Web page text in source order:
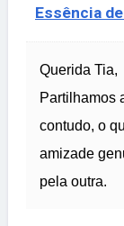
Essência
Querida Tia,
Partilhamos
contudo, o
amizade
pela outra.